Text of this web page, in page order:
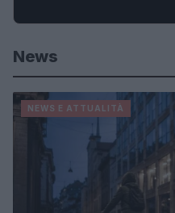
News
NEWS E ATTUALITÀ